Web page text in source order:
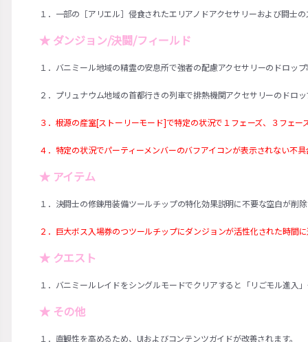
１．一部の［アリエル］侵食されたエリアノドアクセサリーおよび闘士
★ ダンジョン/決闘/フィールド
１．バニミール地域の精霊の安息所で強者の配慮アクセサリーのドロッ
２． プリュナウム地域の首都行きの列車で排熱機関アクセサリーのドロ
３．根源の産室[ストーリーモード]で特定の状況で１フェーズ、３フェ
４．特定の状況でパーティーメンバーのバフアイコンが表示されない不
★ アイテム
１．決闘士の修錬用装備ツールチップの特化効果説明に不要な空白が削
２．巨大ボス入場券のつツールチップにダンジョンが活性化された時間
★ クエスト
１．バニミールレイドをシングルモードでクリアすると「リごモル進入
★ その他
１．直観性を高めるため、UIおよびコンテンツガイドが改善されます。